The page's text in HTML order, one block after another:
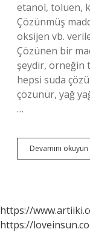
etanol, toluen,
Çözünmüş
oksijen vb.
Çözünen bir
şeydir, örneğin
hepsi suda
çözünür, yağ
…
Devamını okuyun
https://
https://